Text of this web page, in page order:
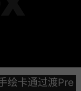
绘卡通过渡Pre